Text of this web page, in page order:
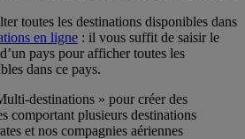
toutes les destinations disponibles dans
en ligne : il vous suffit de saisir le
pays pour afficher toutes les
dans ce pays.
destinations » pour créer des
comportant plusieurs destinations
et nos compagnies aériennes